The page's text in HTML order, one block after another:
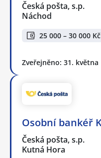
Česká pošta, s.p.
Náchod
25 000 – 30 000 Kč
Zveřejněno: 31. května
Osobní bankéř
Česká pošta, s.p.
Kutná Hora